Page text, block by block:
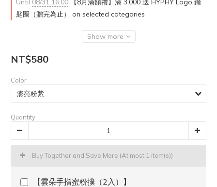
Until 08/31 16:00 【8月滿額禮】滿 3,000 送 HYPHY Logo 鑰
匙圈（贈完為止） on selected categories
Show more
NT$580
Color
Quantity
Buy Together and Save More (At most 1 item(s))
【雲朵手指蜜粉撲（2入）】